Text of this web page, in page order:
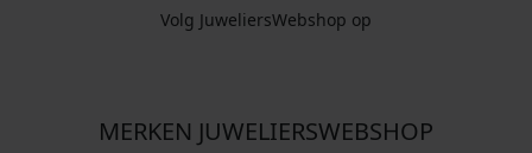
Volg JuweliersWebshop op
MERKEN JUWELIERSWEBSHOP